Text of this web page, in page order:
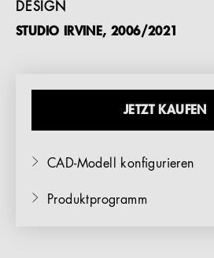
DE
DESIGN
STUDIO IRVINE, 2006/2021
JETZT KAUFEN
CAD-Modell konfigurieren
Produktprogramm